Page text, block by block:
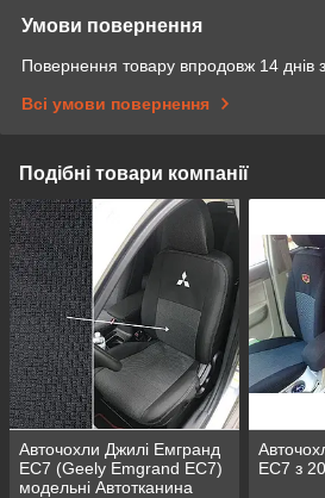
Умови повернення
Повернення товару впродовж 14 днів
Всі умови повернення
Подібні товари компанії
Авточохли Джилі Емгранд
ЕС7 (Geely Emgrand EC7)
модельні Автотканина
EC7 з